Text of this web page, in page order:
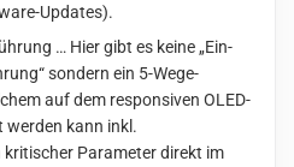
Updates).
… Hier gibt es keine „Ein-
sondern ein 5-Wege-
auf dem responsiven OLED-
werden kann inkl.
kritischer Parameter direkt im